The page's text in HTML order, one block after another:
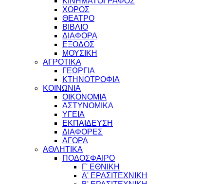
ΧΟΡΟΣ
ΘΕΑΤΡΟ
ΒΙΒΛΙΟ
ΔΙΑΦΟΡΑ
ΕΞΟΔΟΣ
ΜΟΥΣΙΚΗ
ΑΓΡΟΤΙΚΑ
ΓΕΩΡΓΙΑ
ΚΤΗΝΟΤΡΟΦΙΑ
ΚΟΙΝΩΝΙΑ
ΟΙΚΟΝΟΜΙΑ
ΑΣΤΥΝΟΜΙΚΑ
ΥΓΕΙΑ
ΕΚΠΑΙΔΕΥΣΗ
ΔΙΑΦΟΡΕΣ
ΑΓΟΡΑ
ΑΘΛΗΤΙΚΑ
ΠΟΔΟΣΦΑΙΡΟ
Γ' ΕΘΝΙΚΗ
Α' ΕΡΑΣΙΤΕΧΝΙΚΗ